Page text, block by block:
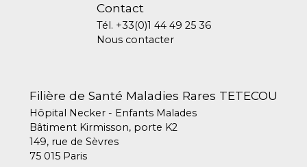
Contact
Tél. +33(0)1 44 49 25 36
Nous contacter
Filière de Santé Maladies Rares TETECOU
Hôpital Necker - Enfants Malades
Bâtiment Kirmisson, porte K2
149, rue de Sèvres
75 015 Paris